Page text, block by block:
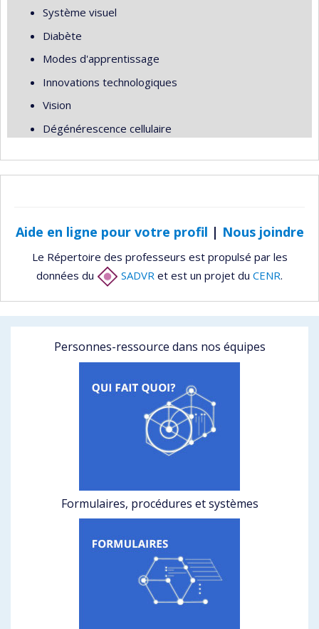
Système visuel
Diabète
Modes d'apprentissage
Innovations technologiques
Vision
Dégénérescence cellulaire
Aide en ligne pour votre profil | Nous joindre
Le Répertoire des professeurs est propulsé par les
données du
SADVR et est un projet du CENR.
Personnes-ressource dans nos équipes
Formulaires, procédures et systèmes